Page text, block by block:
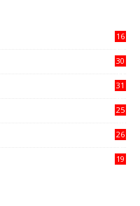
16
30
31
25
26
19